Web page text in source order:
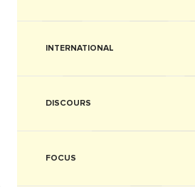
INTERNATIONAL
DISCOURS
FOCUS